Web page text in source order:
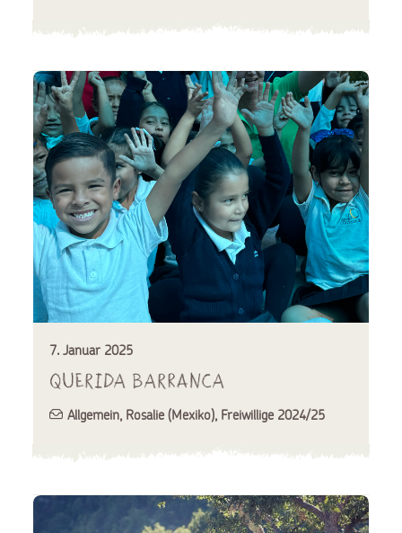
7. Januar 2025
Querida Barranca
Allgemein, Rosalie (Mexiko), Freiwillige 2024/25